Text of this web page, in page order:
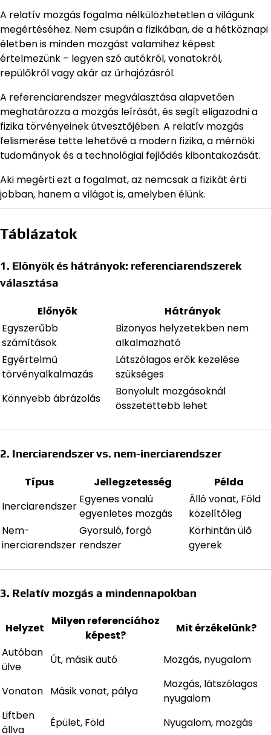
A relatív mozgás fogalma nélkülözhetetlen a világunk
megértéséhez. Nem csupán a fizikában, de a hétköznapi
életben is minden mozgást valamihez képest
értelmezünk – legyen szó autókról, vonatokról,
repülőkről vagy akár az űrhajózásról.
A referenciarendszer megválasztása alapvetően
meghatározza a mozgás leírását, és segít eligazodni a
fizika törvényeinek útvesztőjében. A relatív mozgás
felismerése tette lehetővé a modern fizika, a mérnöki
tudományok és a technológiai fejlődés kibontakozását.
Aki megérti ezt a fogalmat, az nemcsak a fizikát érti
jobban, hanem a világot is, amelyben élünk.
Táblázatok
1. Előnyök és hátrányok: referenciarendszerek
választása
Előnyök
Hátrányok
Egyszerűbb
számítások
Bizonyos helyzetekben nem
alkalmazható
Egyértelmű
törvényalkalmazás
Látszólagos erők kezelése
szükséges
Könnyebb ábrázolás
Bonyolult mozgásoknál
összetettebb lehet
2. Inerciarendszer vs. nem-inerciarendszer
Típus Jellegzetesség
Példa
Inerciarendszer
Egyenes vonalú
egyenletes mozgás
Álló vonat, Föld
közelítőleg
Nem-
inerciarendszer
Gyorsuló, forgó
rendszer
Körhintán ülő
gyerek
3. Relatív mozgás a mindennapokban
Helyzet
Milyen referenciához
képest?
Mit érzékelünk?
Autóban
ülve
Út, másik autó Mozgás, nyugalom
Vonaton Másik vonat, pálya
Mozgás, látszólagos
nyugalom
Liftben
állva
Épület, Föld Nyugalom, mozgás